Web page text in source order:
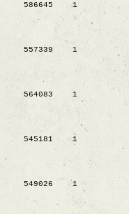
586645
1
557339
1
564083
1
545181
1
549026
1